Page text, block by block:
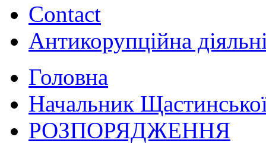
Contact
Антикорупційна
Головна
Начальник
РОЗПОРЯДЖЕННЯ